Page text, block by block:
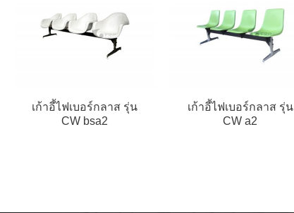
เก้าอี้ไฟเบอร์กลาส รุ่น
CW bsa2
เก้าอี้ไฟเบอร์กลาส รุ่น
CW a2